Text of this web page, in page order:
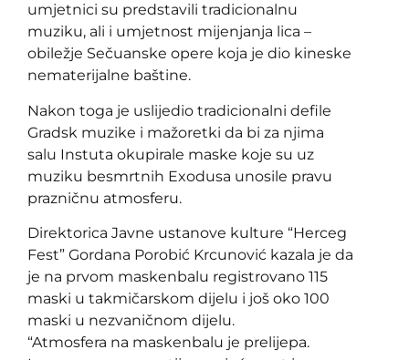
umjetnici su predstavili tradicionalnu
muziku, ali i umjetnost mijenjanja lica –
obiležje Sečuanske opere koja je dio kineske
nematerijalne baštine.
Nakon toga je uslijedio tradicionalni defile
Gradsk muzike i mažoretki da bi za njima
salu Instuta okupirale maske koje su uz
muziku besmrtnih Exodusa unosile pravu
prazničnu atmosferu.
Direktorica Javne ustanove kulture “Herceg
Fest” Gordana Porobić Krcunović kazala je da
je na prvom maskenbalu registrovano 115
maski u takmičarskom dijelu i još oko 100
maski u nezvaničnom dijelu.
“Atmosfera na maskenbalu je prelijepa.